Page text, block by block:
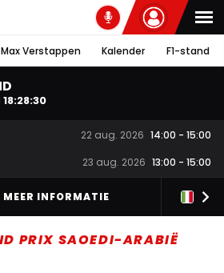
Max Verstappen Kalender F1-stand
18:28:29
22 aug. 2026 14:00 - 15:00
23 aug. 2026 13:00 - 15:00
MEER INFORMATIE
PRIX SAOEDI-ARABIË